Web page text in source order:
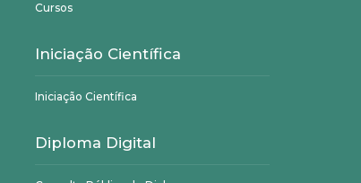
Cursos
Iniciação Científica
Iniciação Científica
Diploma Digital